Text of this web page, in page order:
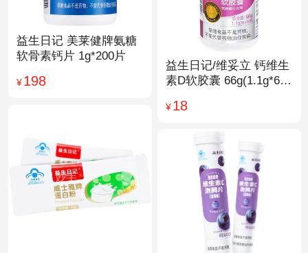
益生日记 美莱健牌氨糖
软骨素钙片 1g*200片
¥198
益生日记/维妥立 钙维生
素D软胶囊 66g(1.1g*60
¥18